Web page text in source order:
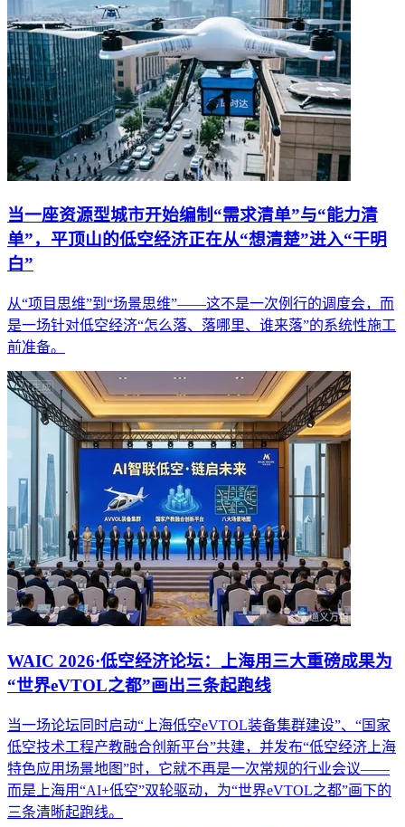
当一座资源型城市开始编制“需求清单”与“能力清
单”，平顶山的低空经济正在从“想清楚”进入“干明
白”
从“项目思维”到“场景思维”——这不是一次例行的调度会，而
是一场针对低空经济“怎么落、落哪里、谁来落”的系统性施工
前准备。
WAIC 2026·低空经济论坛：上海用三大重磅成果为
“世界eVTOL之都”画出三条起跑线
当一场论坛同时启动“上海低空eVTOL装备集群建设”、“国家
低空技术工程产教融合创新平台”共建，并发布“低空经济上海
特色应用场景地图”时，它就不再是一次常规的行业会议——
而是上海用“AI+低空”双轮驱动，为“世界eVTOL之都”画下的
三条清晰起跑线。